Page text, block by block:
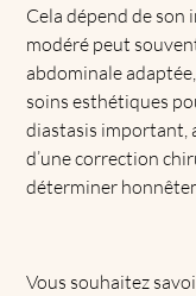
Cela dépend de son
modéré peut
abdominale
soins esthétiques
diastasis important,
d’une correction
déterminer
Vous souhaitez